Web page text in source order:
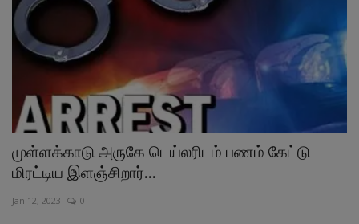
முள்ளக்காடு அருகே டெய்லரிடம் பணம் கேட்டு
மிரட்டிய இளஞ்சிறார்...
Jan 12, 2023 0